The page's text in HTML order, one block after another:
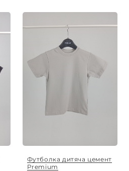
Футболка дитяча цемент
Premium